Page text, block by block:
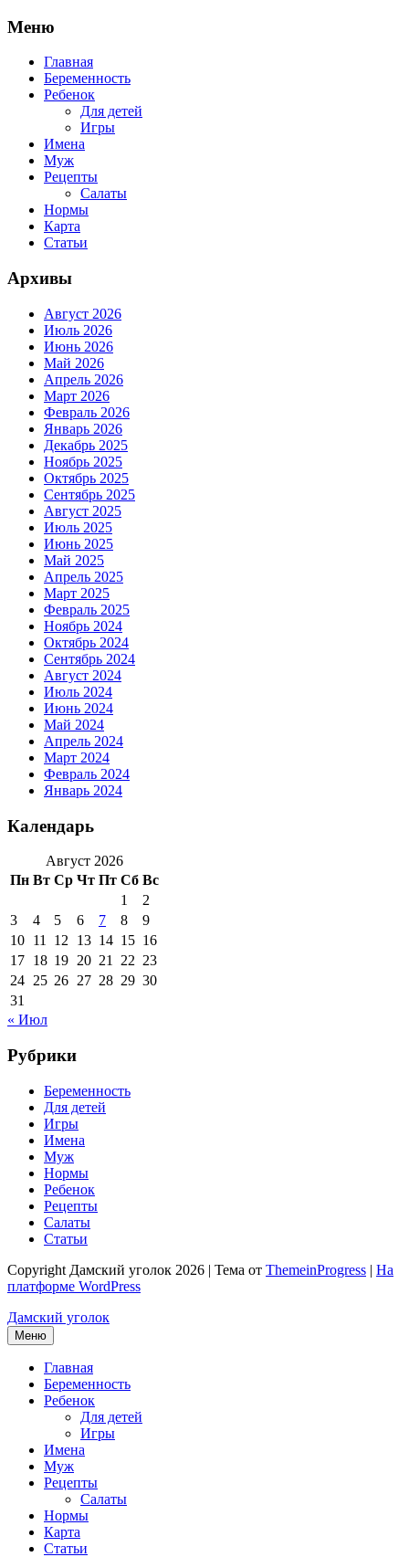
Перейти
содержимому
Меню
Главная
Беременность
Ребенок
Для детей
Игры
Имена
Муж
Рецепты
Салаты
Нормы
Карта
Статьи
Архивы
Август 2026
Июль 2026
Июнь 2026
Май 2026
Апрель 2026
Март 2026
Февраль 2026
Январь 2026
Декабрь 2025
Ноябрь 2025
Октябрь 2025
Сентябрь 2025
Август 2025
Июль 2025
Июнь 2025
Май 2025
Апрель 2025
Март 2025
Февраль 2025
Ноябрь 2024
Октябрь 2024
Сентябрь 2024
Август 2024
Июль 2024
Июнь 2024
Май 2024
Апрель 2024
Март 2024
Февраль 2024
Январь 2024
Календарь
Август 2026
Пн Вт Ср Чт Пт Сб Вс
1
2
3
4 5 6 7 8
9
10 11 12 13 14 15 16
17 18 19 20 21 22 23
24 25 26 27 28 29 30
31
« Июл
Рубрики
Беременность
Для детей
Игры
Имена
Муж
Нормы
Ребенок
Рецепты
Салаты
Статьи
Copyright Дамский уголок 2026 | Тема от ThemeinProgress | На
платформе WordPress
Дамский уголок
Меню
Главная
Беременность
Ребенок
Для детей
Игры
Имена
Муж
Рецепты
Салаты
Нормы
Карта
Статьи